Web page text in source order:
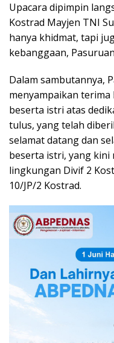
Upacara dipimpin
Kostrad Mayjen TNI
hanya khidmat, tapi
kebanggaan,
Dalam sambutannya,
menyampaikan terima
beserta istri atas
tulus, yang telah
selamat datang dan
beserta istri, yang kini
lingkungan Divif 2
10/JP/2 Kostrad.